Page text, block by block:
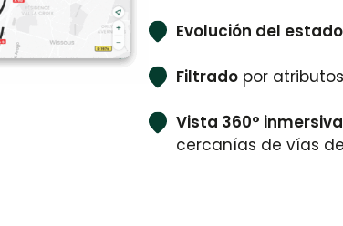
Evolución del estado
Filtrado por
Vista 360° inmersiva
cercanías de vías